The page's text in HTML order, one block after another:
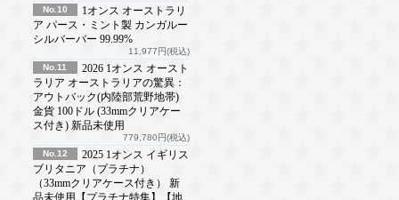
No.10
1オンス オーストラリ
ア パース・ミント製 カンガルー
シルバーバー 99.99%
11,977円(税込)
No.11
2026 1オンス オースト
ラリア オーストラリアの驚異：
アウトバック(内陸部荒野地帯)
金貨 100ドル (33mmクリアケー
ス付き) 新品未使用
779,780円(税込)
No.12
2025 1オンス イギリス
ブリタニア（プラチナ）
（33mmクリアケース付き） 新
品未使用【プラチナ特集】【地